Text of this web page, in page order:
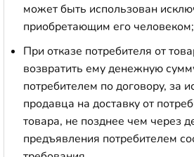
может быть использован
приобретающим его человеком;
При отказе потребителя от
возвратить ему денежную
потребителем по договору, за
продавца на доставку от
товара, не позднее чем через
предъявления потребителем